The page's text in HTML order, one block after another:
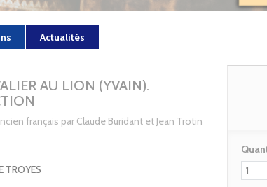
Actualités
AU LION (YVAIN).
français par Claude Buridant et Jean Trotin
TROYES